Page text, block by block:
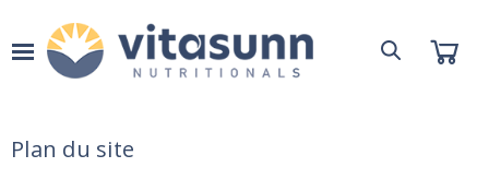
Plan du site